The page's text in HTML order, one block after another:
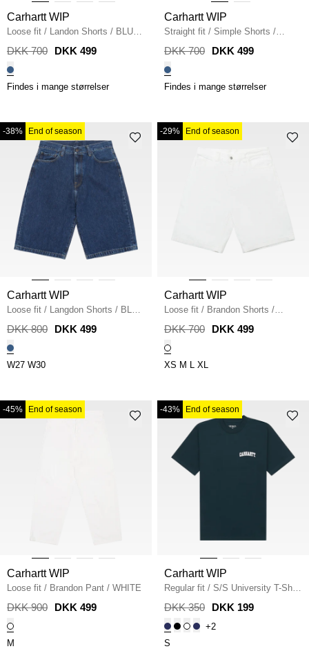
Carhartt WIP
Loose fit / Landon Shorts / BLUE
STONE WASH
DKK 700 DKK 499
Findes i mange størrelser
Carhartt WIP
Straight fit / Simple Shorts /
BLACK STONE WASHED
DKK 700 DKK 499
Findes i mange størrelser
-38% End of season
Carhartt WIP
Loose fit / Langdon Shorts / BLUE
STONE WASH
DKK 800 DKK 499
W27 W30
-29% End of season
Carhartt WIP
Loose fit / Brandon Shorts /
WHITE
DKK 700 DKK 499
XS M L XL
-45% End of season
Carhartt WIP
Loose fit / Brandon Pant / WHITE
DKK 900 DKK 499
M
-43% End of season
Carhartt WIP
Regular fit / S/S University T-Shirt
I034852 / DEEP LAGOON
DKK 350 DKK 199
+2
S